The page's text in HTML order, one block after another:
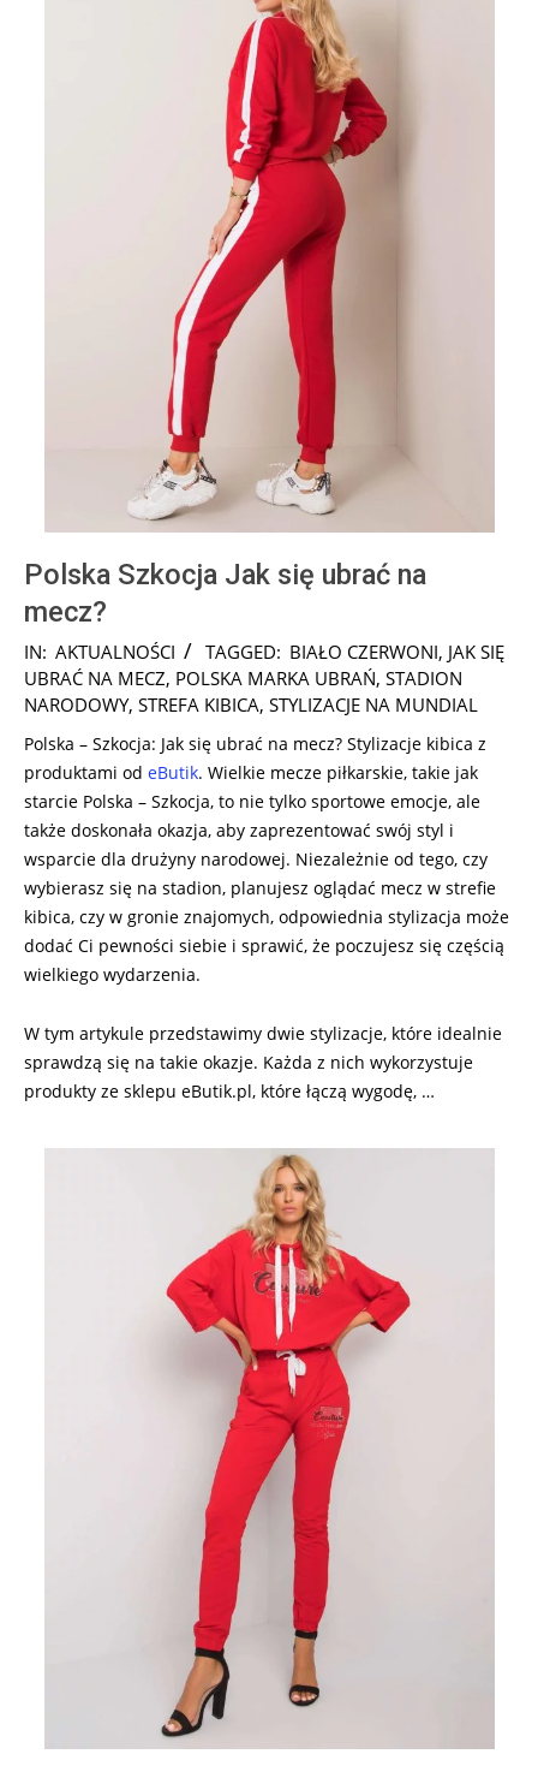
Polska Szkocja Jak się ubrać na
mecz?
2024-
11-
17
IN: AKTUALNOŚCI TAGGED: BIAŁO CZERWONI, JAK SIĘ
UBRAĆ NA MECZ, POLSKA MARKA UBRAŃ, STADION
NARODOWY, STREFA KIBICA, STYLIZACJE NA MUNDIAL
Polska – Szkocja: Jak się ubrać na mecz? Stylizacje kibica z
produktami od eButik. Wielkie mecze piłkarskie, takie jak
starcie Polska – Szkocja, to nie tylko sportowe emocje, ale
także doskonała okazja, aby zaprezentować swój styl i
wsparcie dla drużyny narodowej. Niezależnie od tego, czy
wybierasz się na stadion, planujesz oglądać mecz w strefie
kibica, czy w gronie znajomych, odpowiednia stylizacja może
dodać Ci pewności siebie i sprawić, że poczujesz się częścią
wielkiego wydarzenia.
W tym artykule przedstawimy dwie stylizacje, które idealnie
sprawdzą się na takie okazje. Każda z nich wykorzystuje
produkty ze sklepu eButik.pl, które łączą wygodę, …